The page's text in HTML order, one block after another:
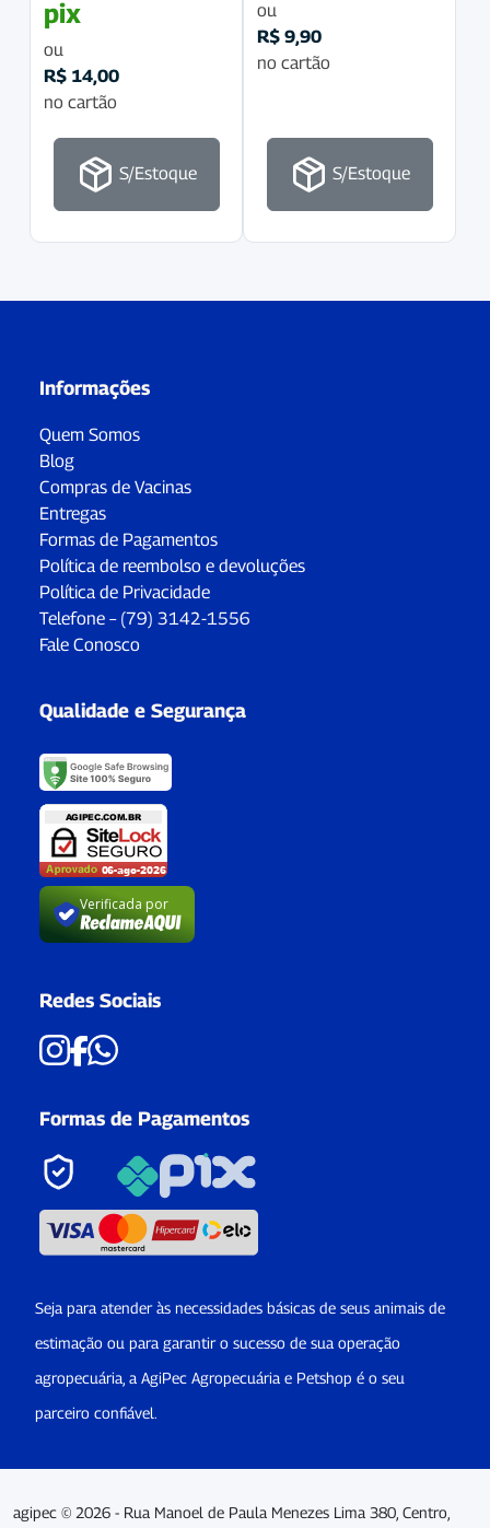
pix
ou
R$ 14,00
no cartão
S/Estoque
ou
R$ 9,90
no cartão
S/Estoque
Informações
Quem Somos
Blog
Compras de Vacinas
Entregas
Formas de Pagamentos
Política de reembolso e devoluções
Política de Privacidade
Telefone – (79) 3142-1556
Fale Conosco
Qualidade e Segurança
Verificada por
Redes Sociais
Formas de Pagamentos
Seja para atender às necessidades básicas de seus animais de
estimação ou para garantir o sucesso de sua operação
agropecuária, a AgiPec Agropecuária e Petshop é o seu
parceiro confiável.
agipec © 2026 - Rua Manoel de Paula Menezes Lima 380, Centro,